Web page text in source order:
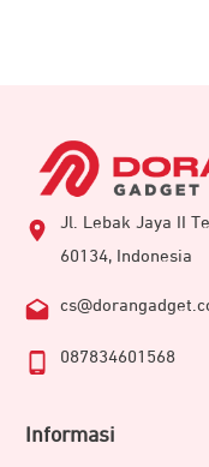
mendukung
Pengguna bisa
Jl. Lebak Jaya II
60134, Indonesia
087834601568
Informasi